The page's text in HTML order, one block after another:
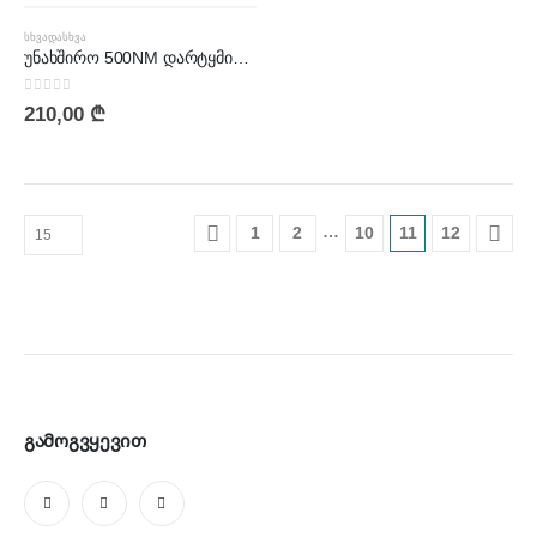
ᲡᲮᲕᲐᲓᲐᲡᲮᲕᲐ
უნახშირო 500NM დარტყმითი ქანჩსახრახნი | BIW20B
0out of 5
210,00 ₾
1 2 … 10 11 12
გამოგვყევით